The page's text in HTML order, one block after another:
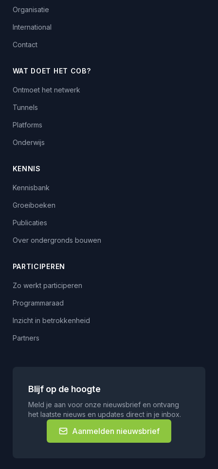
Organisatie
International
Contact
WAT DOET HET COB?
Ontmoet het netwerk
Tunnels
Platforms
Onderwijs
KENNIS
Kennisbank
Groeiboeken
Publicaties
Over ondergronds bouwen
PARTICIPEREN
Zo werkt participeren
Programmaraad
Inzicht in betrokkenheid
Partners
Blijf op de hoogte
Meld je aan voor onze nieuwsbrief en ontvang
het laatste nieuws en updates direct in je inbox.
Aanmelden nieuwsbrief